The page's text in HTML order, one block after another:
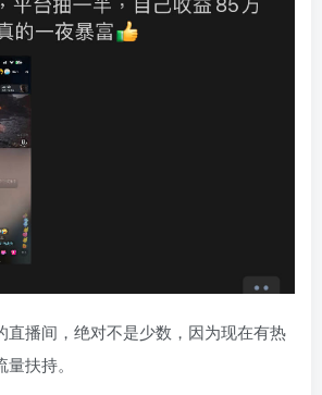
直播间，绝对不是少数，因为现在有热
扶持。